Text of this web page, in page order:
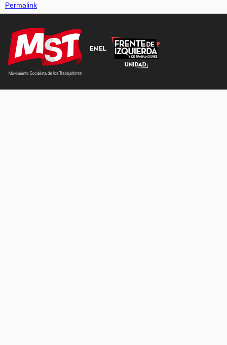
Permalink